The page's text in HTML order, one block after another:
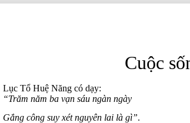
Cuộc
Lục Tổ Huệ Năng có dạy:
“Trăm năm ba vạn sáu ngàn ngày
Gắng công suy xét nguyên lai là gì”.